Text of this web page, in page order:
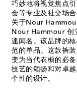
巧妙地将视觉焦点
会等专业及社交场合
关于Nour
Nour Hammour 创
速闻名。该品牌的
范的单品。这款裤
变为当代衣橱的必
技艺的颂扬和对卓
个性的设计。